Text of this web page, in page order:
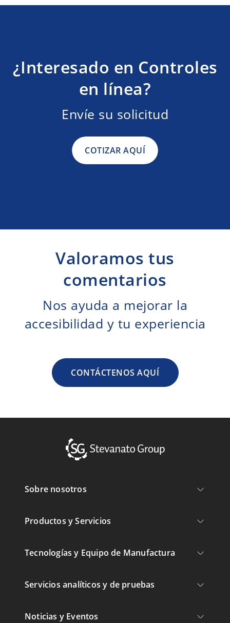
¿Interesado en Controles
en línea?
Envíe su solicitud
COTIZAR AQUÍ
Valoramos tus
comentarios
Nos ayuda a mejorar la
accesibilidad y tu experiencia
CONTÁCTENOS AQUÍ
Sobre nosotros
Productos y Servicios
Tecnologías y Equipo de Manufactura
Servicios analíticos y de pruebas
Noticias y Eventos